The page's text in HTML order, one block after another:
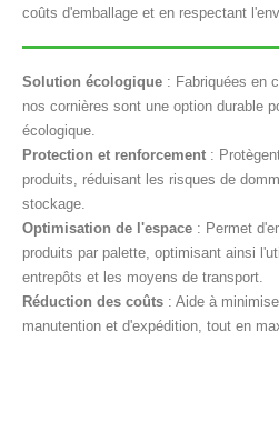
coûts d'emballage et en respectant
Solution écologique : Fabriquées en
nos cornières sont une option durable
écologique.
Protection et renforcement :
produits, réduisant les risques de
stockage.
Optimisation de l'espace : Permet
produits par palette, optimisant ainsi
entrepôts et les moyens de transport.
Réduction des coûts : Aide à
manutention et d'expédition, tout en